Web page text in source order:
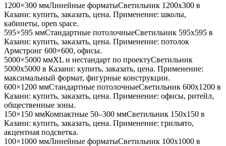
1200×300 ммЛинейные форматыСветильник 1200x300 в
Казани: купить, заказать, цена. Применение: школы,
кабинеты, open space.
595×595 ммСтандартные потолочныеСветильник 595x595 в
Казани: купить, заказать, цена. Применение: потолок
Армстронг 600×600, офисы.
5000×5000 ммXL и нестандарт по проектуСветильник
5000x5000 в Казани: купить, заказать, цена. Применение:
максимальный формат, фигурные конструкции.
600×1200 ммСтандартные потолочныеСветильник 600x1200 в
Казани: купить, заказать, цена. Применение: офисы, ритейл,
общественные зоны.
150×150 ммКомпактные 50–300 ммСветильник 150x150 в
Казани: купить, заказать, цена. Применение: грильято,
акцентная подсветка.
100×1000 ммЛинейные форматыСветильник 100x1000 в